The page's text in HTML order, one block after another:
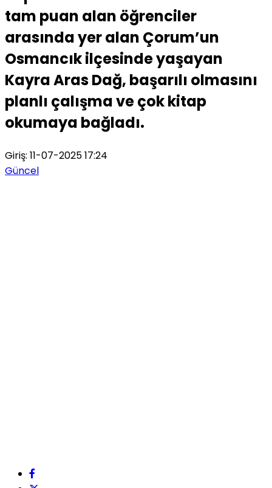
tam puan alan öğrenciler
arasında yer alan Çorum’un
Osmancık ilçesinde yaşayan
Kayra Aras Dağ, başarılı olmasını
planlı çalışma ve çok kitap
okumaya bağladı.
Giriş: 11-07-2025 17:24
Güncel